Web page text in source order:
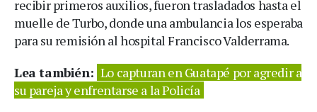
recibir primeros auxilios, fueron trasladados hasta el
muelle de Turbo, donde una ambulancia los esperaba
para su remisión al hospital Francisco Valderrama.
Lea también: Lo capturan en Guatapé por agredir a
su pareja y enfrentarse a la Policía